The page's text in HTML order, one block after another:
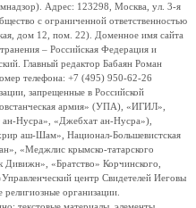
Адрес: 123298, Москва, ул. 3-я
с ограниченной ответственностью
дом 12, пом. 22). Доменное имя сайта
– Российская Федерация и
Главный редактор Бабаян Роман
телефона: +7 (495) 950-62-26
запрещенные в Российской
армия» (УПА), «ИГИЛ»,
Нусра», «Джебхат ан-Нусра»),
аш-Шам», Национал-Большевистская
«Меджлис крымско-татарского
«Братство» Корчинского,
центр Свидетелей Иеговы
организации.